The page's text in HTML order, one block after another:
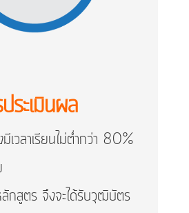
ระเมินผล
เวลาเรียนไม่ต่ำกว่า 80%
กสูตร จึงจะได้รับวุฒิบัตร